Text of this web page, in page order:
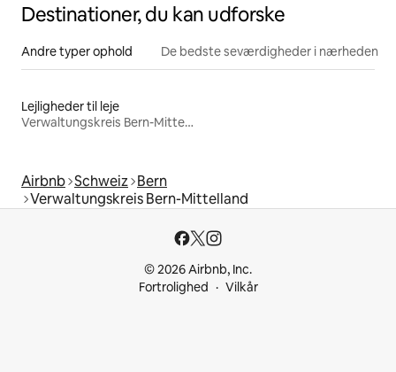
Destinationer, du kan udforske
Andre typer ophold De bedste seværdigheder i nærheden
Lejligheder til leje
Verwaltungskreis Bern-Mittelland
Airbnb Schweiz Bern
Verwaltungskreis Bern-Mittelland
© 2026 Airbnb, Inc.
Fortrolighed
Vilkår